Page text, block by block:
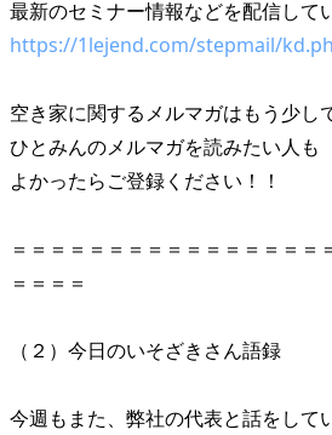
最新のセミナー情報などを配信して
https://1lejend.com/stepmail/
空き家に関するメルマガはもう少し
ひとみんのメルマガを読みたい人も
よかったらご登録ください！！
＝＝＝＝＝＝＝＝＝＝＝＝＝＝＝＝
＝＝＝＝
（２）今日のいそざきさん語録
今週もまた、弊社の代表と話をして